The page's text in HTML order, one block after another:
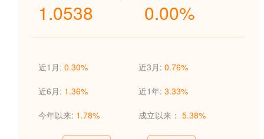
1.0538 0.00%
近1月: 0.30% 近3月: 0.76%
近6月: 1.36% 近1年: 3.33%
今年以来: 1.78% 成立以来： 5.38%